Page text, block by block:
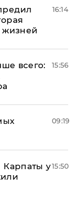
жизней
16:14
всего:
15:56
09:19
Карпаты у15:50